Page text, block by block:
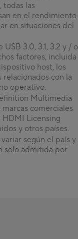
todas las
en el rendimiento
en situaciones del
3.0, 3.1, 3.2 y / o
factores, incluida
host, los
con la
operativo.
Multimedia
comerciales
HDMI Licensing
y otros países.
según el país y
solo admitida por